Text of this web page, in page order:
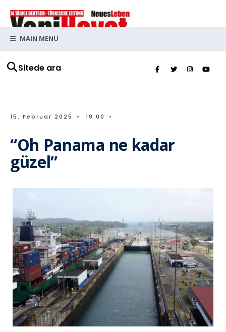
Sitede ara
MAIN MENU
15. Februar 2025 • 19:00 •
“Oh Panama ne kadar
güzel”